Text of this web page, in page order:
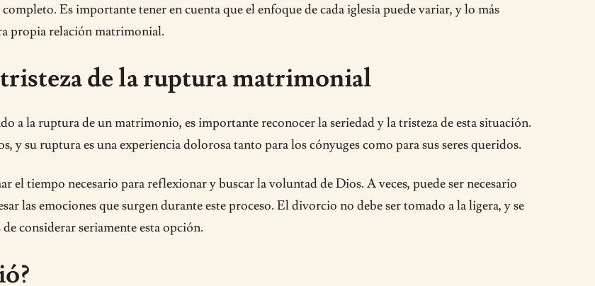
Es importante tener en cuenta que el enfoque de cada iglesia puede variar, y lo más
propia relación matrimonial.
de la ruptura matrimonial
a la ruptura de un matrimonio, es importante reconocer la seriedad y la tristeza de esta situación.
su ruptura es una experiencia dolorosa tanto para los cónyuges como para sus seres queridos.
el tiempo necesario para reflexionar y buscar la voluntad de Dios. A veces, puede ser necesario
las emociones que surgen durante este proceso. El divorcio no debe ser tomado a la ligera, y se
considerar seriamente esta opción.